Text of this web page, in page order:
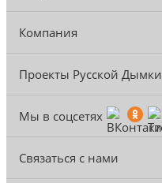
Компания
Проекты Русской Дымки
Мы в соцсетях
Связаться с нами